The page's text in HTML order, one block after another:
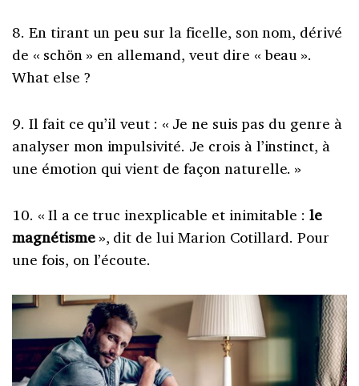
8. En tirant un peu sur la ficelle, son nom, dérivé
de « schön » en allemand, veut dire « beau ».
What else ?
9. Il fait ce qu’il veut : « Je ne suis pas du genre à
analyser mon impulsivité. Je crois à l’instinct, à
une émotion qui vient de façon naturelle. »
10. « Il a ce truc inexplicable et inimitable :le
magnétisme», dit de lui Marion Cotillard. Pour
une fois, on l’écoute.